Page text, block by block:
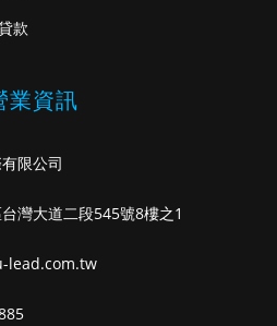
款
業資訊
限公司
灣大道二段545號8樓之1
lead.com.tw